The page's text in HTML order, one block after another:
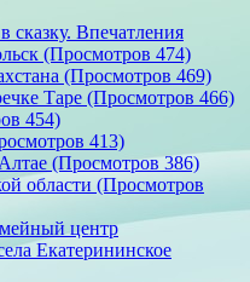
Впечатления
(Просмотров 474)
(Просмотров 469)
Таре (Просмотров 466)
454)
413)
(Просмотров 386)
области (Просмотров
центр
Екатерининское